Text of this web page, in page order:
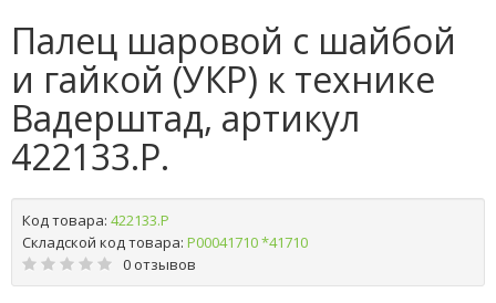
Палец шаровой с шайбой
и гайкой (УКР) к технике
Вадерштад, артикул
422133.P.
Код товара: 422133.P
Складской код товара: Р00041710 *41710
0 отзывов